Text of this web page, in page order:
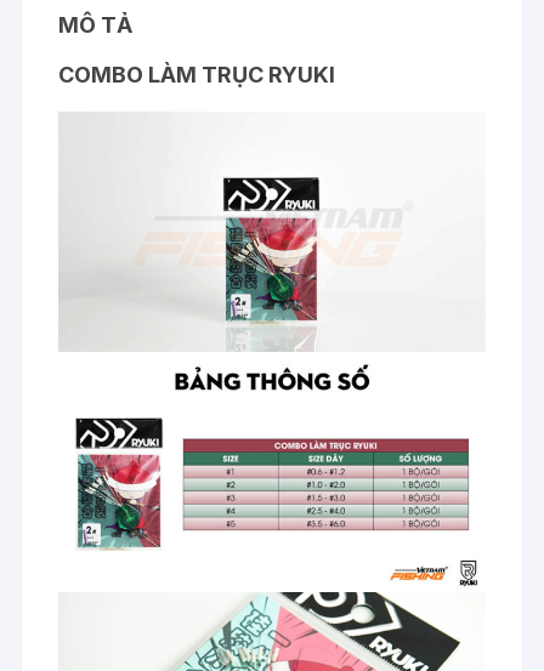
MÔ TẢ
COMBO LÀM TRỤC RYUKI